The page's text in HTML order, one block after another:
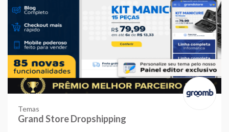
Temas
Grand Store Dropshipping